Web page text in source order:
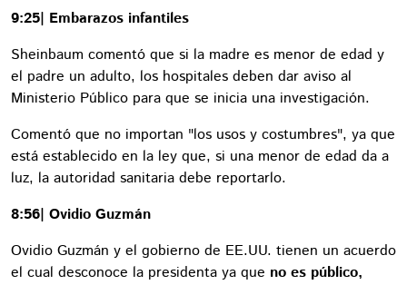
9:25| Embarazos infantiles
Sheinbaum comentó que si la madre es menor de edad y
el padre un adulto, los hospitales deben dar aviso al
Ministerio Público para que se inicia una investigación.
Comentó que no importan "los usos y costumbres", ya que
está establecido en la ley que, si una menor de edad da a
luz, la autoridad sanitaria debe reportarlo.
8:56| Ovidio Guzmán
Ovidio Guzmán y el gobierno de EE.UU. tienen un acuerdo
el cual desconoce la presidenta ya que no es público,